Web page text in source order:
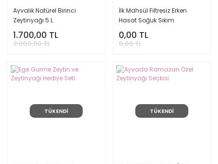
Ayvalık Natürel Birinci
Zeytinyağı 5 L
1.700,00 TL
2.000,00 TL
İlk Mahsül Filtresiz Erken
Hasat Soğuk Sıkım
Zeytinyağı 2lisi
0,00 TL
0,00 TL
TÜKENDİ TÜKENDİ